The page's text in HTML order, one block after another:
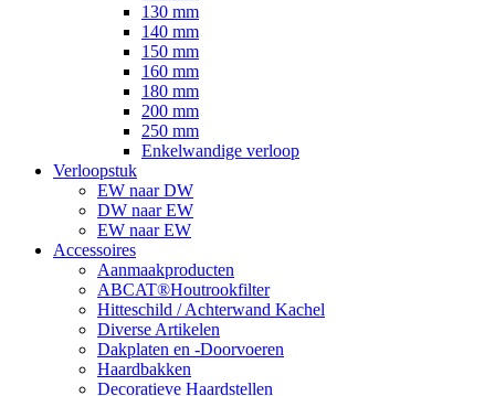
130 mm
140 mm
150 mm
160 mm
180 mm
200 mm
250 mm
Enkelwandige verloop
Verloopstuk
EW naar DW
DW naar EW
EW naar EW
Accessoires
Aanmaakproducten
ABCAT®Houtrookfilter
Hitteschild / Achterwand Kachel
Diverse Artikelen
Dakplaten en -Doorvoeren
Haardbakken
Decoratieve Haardstellen